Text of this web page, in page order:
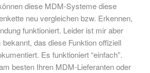
diese MDM-Systeme diese
neu vergleichen bzw. Erkennen,
funktioniert. Leider ist mir aber
das diese Funktion offiziell
Es funktioniert “einfach”.
besten Ihren MDM-Lieferanten oder